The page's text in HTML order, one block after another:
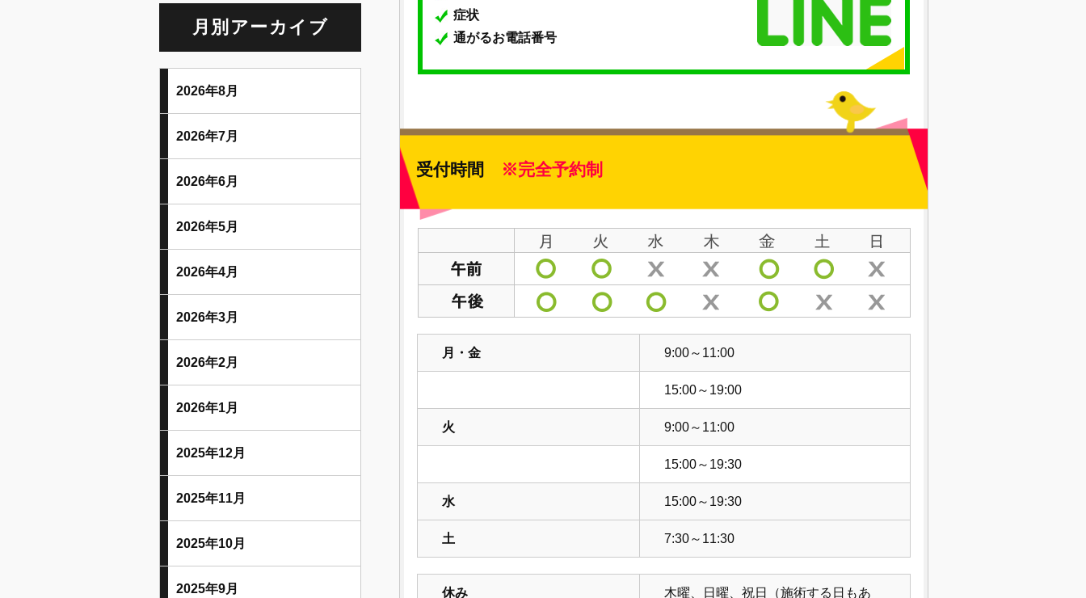
症状
通がるお電話番号
受付時間 ※完全予約制
月・金 9:00～11:00
15:00～19:00
火 9:00～11:00
15:00～19:30
水 15:00～19:30
土 7:30～11:30
休み 木曜、日曜、祝日（施術する日もあ
月別アーカイブ
2026年8月
2026年7月
2026年6月
2026年5月
2026年4月
2026年3月
2026年2月
2026年1月
2025年12月
2025年11月
2025年10月
2025年9月